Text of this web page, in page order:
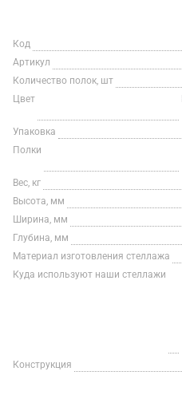
Код
Артикул
Количество полок, шт
Цвет
Упаковка
Полки
Вес, кг
Высота, мм
Ширина, мм
Глубина, мм
Материал изготовления стеллажа
Куда используют наши стеллажи
Конструкция